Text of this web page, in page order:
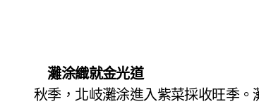
灘涂織就金光道
秋季，北岐灘涂進入紫菜採收旺季